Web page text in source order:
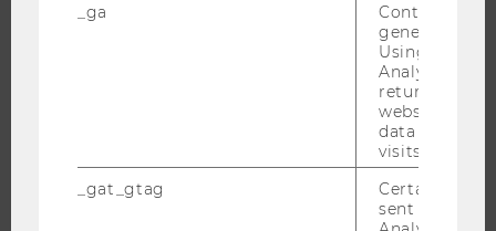
BACHELOR
INFORMATIONEN FÜR STUDIERENDE
INTERNATIONALE UND INCOMING EXCHANGE STUDIERENDE
_ga
Contains a
generated
Using this
Analytics can
returning
website and
data from
visits.
_gat_gtag
Certain data
sent to